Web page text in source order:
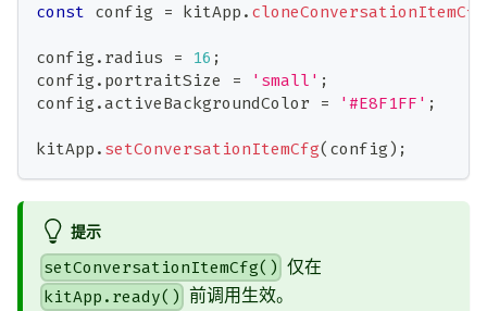
const config = kitApp . cloneConversationItemCfg
config . radius = 16 ;
config . portraitSize = 'small' ;
config .activeBackgroundColor = '#E8F1FF' ;
kitApp . setConversationItemCfg( config) ;
提示
setConversationItemCfg() 仅在
kitApp.ready() 前调用生效。